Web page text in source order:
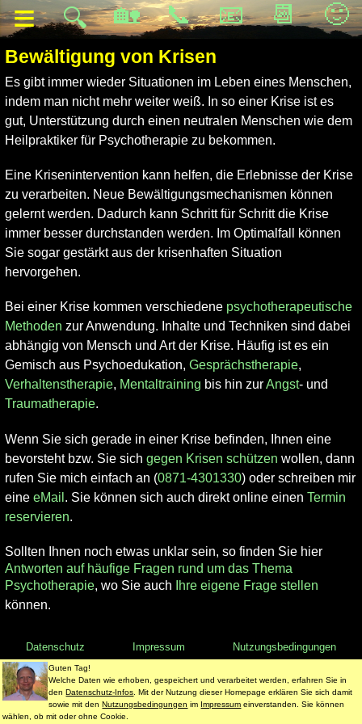
≡ 🔍 🏡 📞 📧 📆 🙂
Bewältigung von Krisen
Es gibt immer wieder Situationen im Leben eines Menschen,
indem man nicht mehr weiter weiß. In so einer Krise ist es
gut, Unterstützung durch einen neutralen Menschen wie dem
Heilpraktiker für Psychotherapie zu bekommen.
Eine Krisenintervention kann helfen, die Erlebnisse der Krise
zu verarbeiten. Neue Bewältigungsmechanismen können
gelernt werden. Dadurch kann Schritt für Schritt die Krise
immer besser durchstanden werden. Im Optimalfall können
Sie sogar gestärkt aus der krisenhaften Situation
hervorgehen.
Bei einer Krise kommen verschiedene psychotherapeutische
Methoden zur Anwendung. Inhalte und Techniken sind dabei
abhängig von Mensch und Art der Krise. Häufig ist es ein
Gemisch aus Psychoedukation,Gesprächstherapie,
Verhaltenstherapie, Mentaltraining bis hin zurAngst- und
Traumatherapie.
Wenn Sie sich gerade in einer Krise befinden, Ihnen eine
bevorsteht bzw. Sie sichgegen Krisen schützen wollen, dann
rufen Sie mich einfach an (0871-4301330) oder schreiben mir
eineeMail . Sie können sich auch direkt online einenTermin
reservieren.
Sollten Ihnen noch etwas unklar sein, so finden Sie hier
Antworten auf häufige Fragen rund um das Thema
Psychotherapie, wo Sie auch
Ihre eigene Frage stellen
können.
Datenschutz Impressum Nutzungsbedingungen
© 1998 - 2020 Dr. Martin Jürgens. All Rights Reserved.
Guten Tag!
Welche Daten wie erhoben, gespeichert und verarbeitet werden, erfahren Sie in
denDatenschutz-Infos . Mit der Nutzung dieser Homepage erklären Sie sich damit
sowie mit denNutzungsbedingungen im Impressum einverstanden. Sie können
wählen, ob mit oder ohne Cookie.